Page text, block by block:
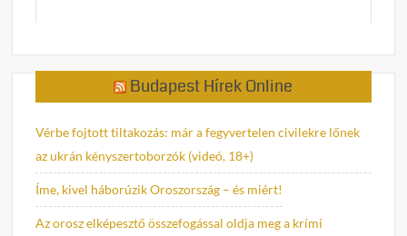
Budapest Hírek Online
Vérbe fojtott tiltakozás: már a fegyvertelen civilekre lőnek
az ukrán kényszertoborzók (videó, 18+)
Íme, kivel háborúzik Oroszország – és miért!
Az orosz elképesztő összefogással oldja meg a krími